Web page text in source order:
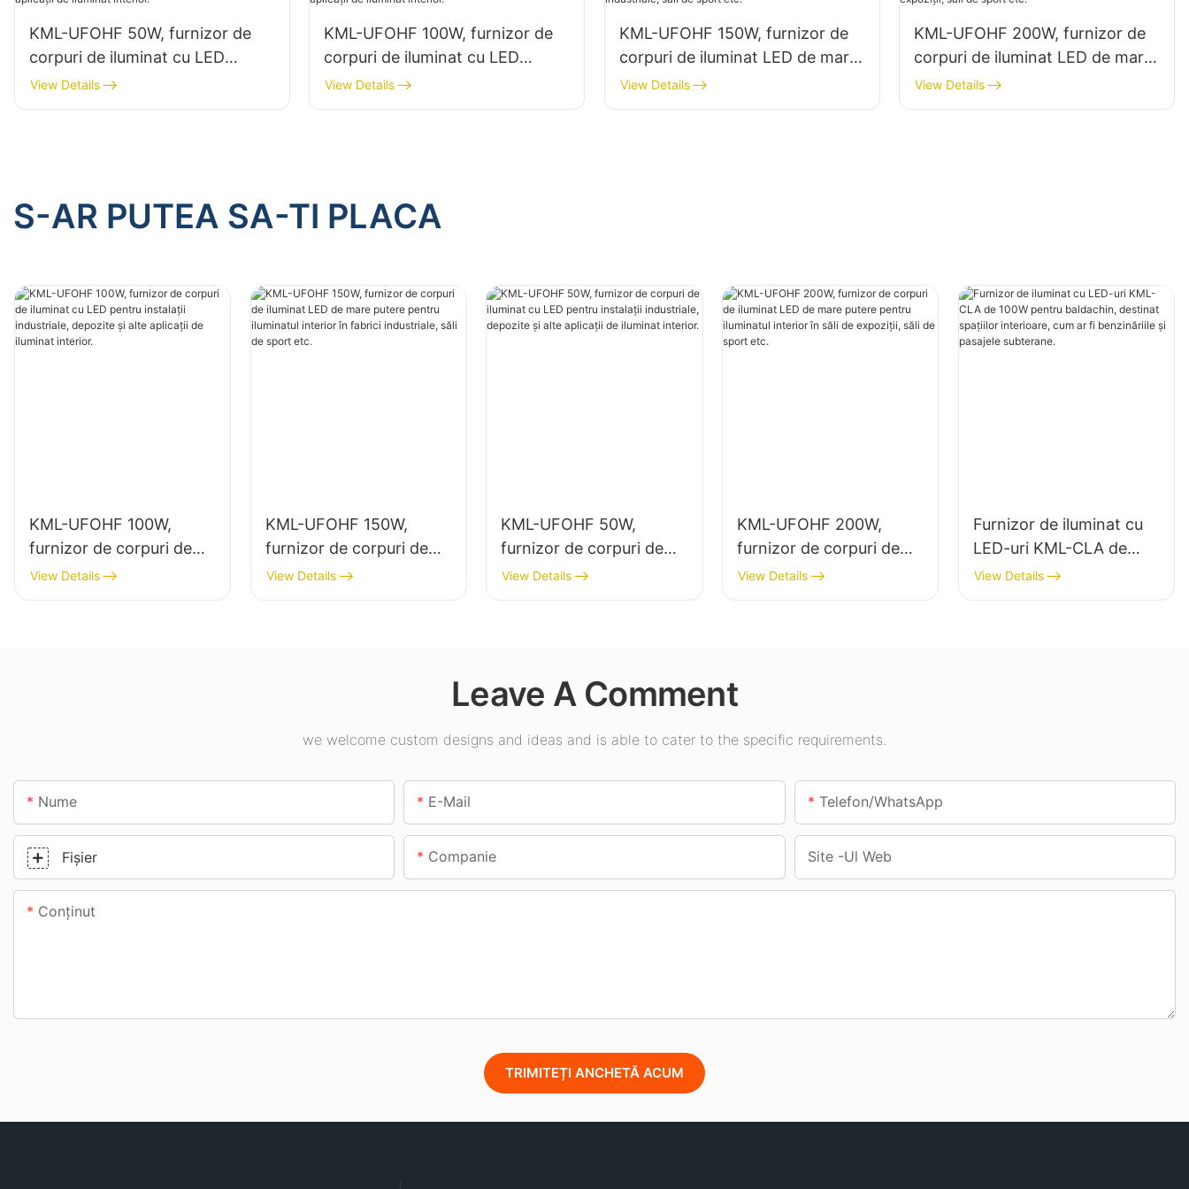
KML-UFOHF 50W, furnizor de
corpuri de iluminat cu LED
pentru instalații industriale,
depozite și alte aplicații de
View Details
KML-UFOHF 100W, furnizor de
corpuri de iluminat cu LED
pentru instalații industriale,
depozite și alte aplicații de
View Details
KML-UFOHF 150W, furnizor de
corpuri de iluminat LED de mare
putere pentru iluminatul interior
în fabrici industriale, săli de
View Details
KML-UFOHF 200W, furnizor de
corpuri de iluminat LED de mare
putere pentru iluminatul interior
în săli de expoziții, săli de sport
View Details
S-AR PUTEA SA-TI PLACA
KML-UFOHF 100W,
furnizor de corpuri de
iluminat cu LED pentru
instalații industriale,
View Details
KML-UFOHF 150W,
furnizor de corpuri de
iluminat LED de mare
putere pentru iluminatul
View Details
KML-UFOHF 50W,
furnizor de corpuri de
iluminat cu LED pentru
instalații industriale,
View Details
KML-UFOHF 200W,
furnizor de corpuri de
iluminat LED de mare
putere pentru iluminatul
View Details
Furnizor de iluminat cu
LED-uri KML-CLA de
100W pentru baldachin,
destinat spațiilor
View Details
Leave A Comment
we welcome custom designs and ideas and is able to cater to the specific requirements.
Nume E-Mail Telefon/WhatsApp
Fişier Companie Site -ul Web
Conţinut
TRIMITEȚI ANCHETĂ ACUM